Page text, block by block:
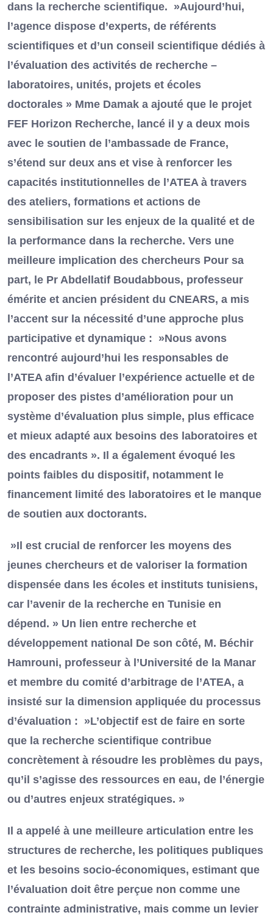
dans la recherche scientifique. »Aujourd’hui,
l’agence dispose d’experts, de référents
scientifiques et d’un conseil scientifique dédiés à
l’évaluation des activités de recherche –
laboratoires, unités, projets et écoles
doctorales » Mme Damak a ajouté que le projet
FEF Horizon Recherche, lancé il y a deux mois
avec le soutien de l’ambassade de France,
s’étend sur deux ans et vise à renforcer les
capacités institutionnelles de l’ATEA à travers
des ateliers, formations et actions de
sensibilisation sur les enjeux de la qualité et de
la performance dans la recherche. Vers une
meilleure implication des chercheurs Pour sa
part, le Pr Abdellatif Boudabbous, professeur
émérite et ancien président du CNEARS, a mis
l’accent sur la nécessité d’une approche plus
participative et dynamique : »Nous avons
rencontré aujourd’hui les responsables de
l’ATEA afin d’évaluer l’expérience actuelle et de
proposer des pistes d’amélioration pour un
système d’évaluation plus simple, plus efficace
et mieux adapté aux besoins des laboratoires et
des encadrants ». Il a également évoqué les
points faibles du dispositif, notamment le
financement limité des laboratoires et le manque
de soutien aux doctorants.
»Il est crucial de renforcer les moyens des
jeunes chercheurs et de valoriser la formation
dispensée dans les écoles et instituts tunisiens,
car l’avenir de la recherche en Tunisie en
dépend. » Un lien entre recherche et
développement national De son côté, M. Béchir
Hamrouni, professeur à l’Université de la Manar
et membre du comité d’arbitrage de l’ATEA, a
insisté sur la dimension appliquée du processus
d’évaluation : »L’objectif est de faire en sorte
que la recherche scientifique contribue
concrètement à résoudre les problèmes du pays,
qu’il s’agisse des ressources en eau, de l’énergie
ou d’autres enjeux stratégiques. »
Il a appelé à une meilleure articulation entre les
structures de recherche, les politiques publiques
et les besoins socio-économiques, estimant que
l’évaluation doit être perçue non comme une
contrainte administrative, mais comme un levier